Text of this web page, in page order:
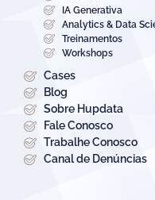
IA Generativa
Analytics & Data
Treinamentos
Workshops
Cases
Blog
Sobre Hupdata
Fale Conosco
Trabalhe Conosco
Canal de Denúncias